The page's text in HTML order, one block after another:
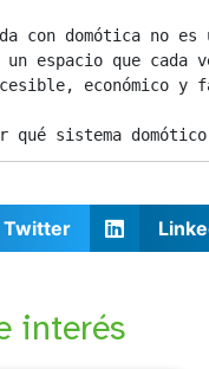
con domótica
espacio que
económico
qué sistema
Twitter
interés